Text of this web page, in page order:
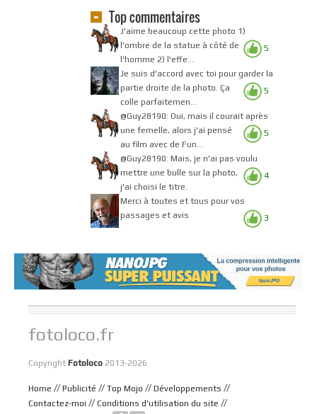
Top commentaires
5
J'aime beaucoup cette photo 1)
l'ombre de la statue à côté de
l'homme 2) l'effe...
5
Je suis d'accord avec toi pour garder la
partie droite de la photo. Ça
colle parfaitemen...
5
@Guy28190: Oui, mais il courait après
une femelle, alors j'ai pensé
au film avec de Fun...
4
@Guy28190: Mais, je n'ai pas voulu
mettre une bulle sur la photo,
j'ai choisi le titre.
3
Merci à toutes et tous pour vos
passages et avis
fotoloco.fr
Copyright Fotoloco 2013-2026
Home // Publicité // Top Mojo // Développements //
Contactez-moi // Conditions d'utilisation du site //